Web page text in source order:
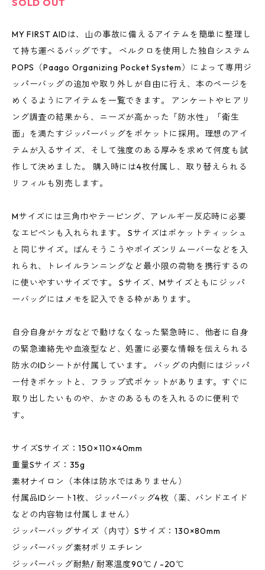
SOLD OUT
MY FIRST AIDは、山の事故に備えるアイテムを簡単に整理し
て持ち運べるバッグです。 ベルクロを使用した独自システム
POPS（Paago Organizing Pocket System）によって専用ジ
ッパーバッグの追加や取り外しが自由に行え、本のページを
めくるようにアイテムを一覧できます。 アンケートやヒアリ
ング調査の結果から、ニーズが高かった「防水性」「衛生
面」を満たすジッパーバッグをポケットに採用。理想のアイ
テムが入るサイズ、そして強度のある厚みを求めて何度も試
作して決めました。 購入時には4枚付属し、取り替えられる
リフィルも別売します。
Mサイズには三角巾やテーピング、アレルギー反応時に必要
なエピペンも入れられます。 Sサイズはポケットティッシュ
と同じサイズ。ばんそうこうやポイズンリムーバーなどを入
れられ、トレイルランニングなど最小限の荷物を携行するの
に使いやすいサイズです。 Sサイズ、Mサイズともにジッパ
ーバッグにはメモを記入できる枠があります。
自分自身がケガなどで動けなくなった緊急時に、他者に自身
の緊急連絡先や血液型など、処置に必要な情報を伝えられる
防水のIDシートが付属しています。 バッグの内側にはジッパ
ー付きポケットと、フラップ式ポケットがあります。すぐに
取り出したいものや、かさのあるものを入れるのに便利で
す。
サイズSサイズ：150×110×40mm
重量Sサイズ：35g
素材ナイロン（本体は防水ではありません）
付属品IDシート1枚、ジッパーバッグ4枚（薬、バンドエイド
などの内容物は付属しません）
ジッパーバッグサイズ（内寸）Sサイズ：130×80mm
ジッパーバッグ素材ポリエチレン
ジッパーバッグ耐熱/ 耐寒温度90℃ / -20℃